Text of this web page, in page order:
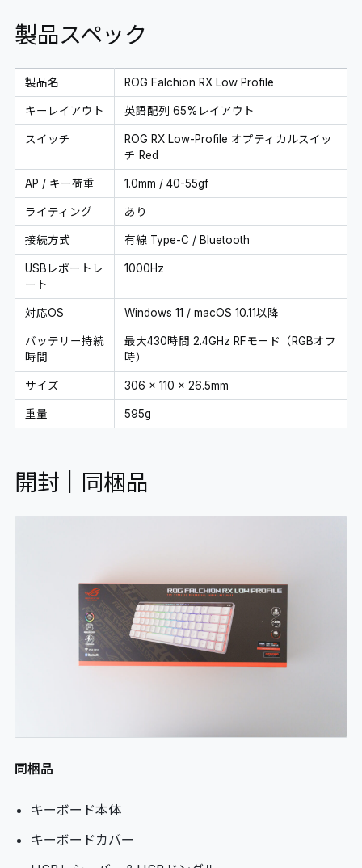
製品スペック
製品名 ROG Falchion RX Low Profile
キーレイアウト 英語配列 65%レイアウト
スイッチ
ROG RX Low-Profile オプティカルスイッ
チ Red
AP / キー荷重 1.0mm / 40-55gf
ライティング あり
接続方式 有線 Type-C / Bluetooth
USBレポートレ
ート
1000Hz
対応OS Windows 11 / macOS 10.11以降
バッテリー持続
時間
最大430時間 2.4GHz RFモード（RGBオフ
時）
サイズ 306 x 110 x 26.5mm
重量 595g
開封｜同梱品
同梱品
キーボード本体
キーボードカバー